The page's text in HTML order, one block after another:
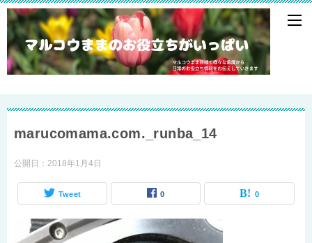
marucomama.com._runba_14
公開日： 2018年1月4日
Tweet 0 0